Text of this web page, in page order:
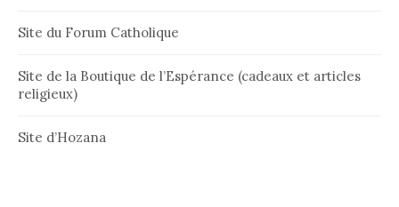
Site du Forum Catholique
Site de la Boutique de l’Espérance (cadeaux et articles
religieux)
Site d’Hozana